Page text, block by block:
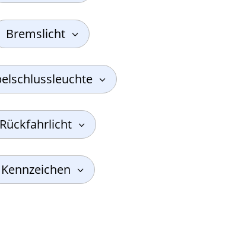
Bremslicht
Rückfahrlicht
Kennzeichen